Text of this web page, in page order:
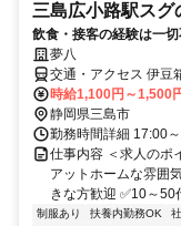
三島広小路駅ス
飲食・接客の経験は一
夢八
交通・アクセス 伊豆
時給1,100円～1,500
静岡県三島市
勤務時間詳細 17:00
仕事内容 ＜求人のポ
アットホームな雰囲
きな方歓迎 ✅10～
制服あり 扶養内勤務OK